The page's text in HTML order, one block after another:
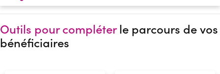
Outils pour compléterle parcours de vos
bénéficiaires